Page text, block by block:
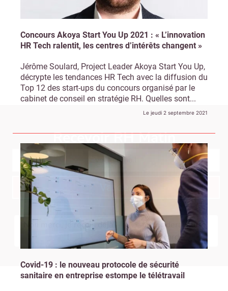
Concours Akoya Start You Up 2021 : « L’innovation
HR Tech ralentit, les centres d’intérêts changent »
Jérôme Soulard, Project Leader Akoya Start You Up,
décrypte les tendances HR Tech avec la diffusion du
Top 12 des start-ups du concours organisé par le
cabinet de conseil en stratégie RH. Quelles sont...
Le jeudi 2 septembre 2021
Covid-19 : le nouveau protocole de sécurité
sanitaire en entreprise estompe le télétravail
Recevoir RH MatinAbonnez-
Valider
Non merci, je reçois déjà
Je déciderai plus
tard